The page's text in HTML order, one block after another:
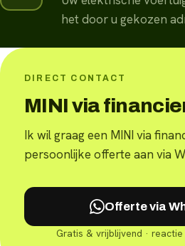
het door u gekozen
DIRECT CONTACT
MINI via
Ik wil graag een MINI via
persoonlijke offerte aan via
Offerte via
Gratis & vrijblijvend ·